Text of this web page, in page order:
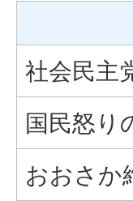
社会民主
国民怒り
おおさか